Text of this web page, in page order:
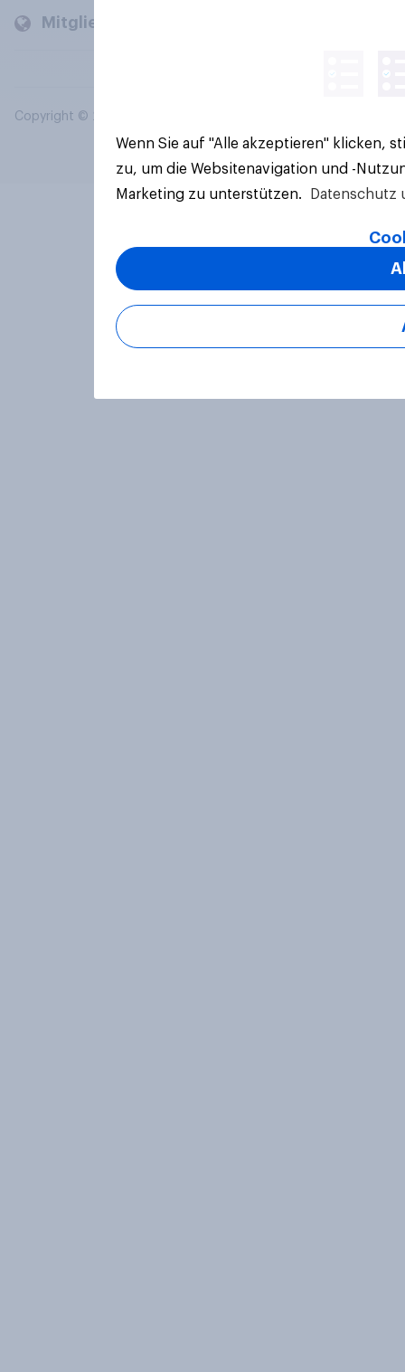
Mitglieder und Kunden
Copyright © 2026 YouGov PLC. Alle Rechte vorbehalten.
Wenn Sie auf "Alle akzeptieren" klicken,
zu, um die Websitenavigation und -
Marketing zu unterstützen.
Datenschutz